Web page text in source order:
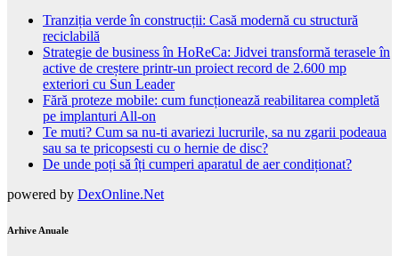
Tranziția verde în construcții: Casă modernă cu structură
reciclabilă
Strategie de business în HoReCa: Jidvei transformă terasele în
active de creștere printr-un proiect record de 2.600 mp
exteriori cu Sun Leader
Fără proteze mobile: cum funcționează reabilitarea completă
pe implanturi All-on
Te muti? Cum sa nu-ti avariezi lucrurile, sa nu zgarii podeaua
sau sa te pricopsesti cu o hernie de disc?
De unde poți să îți cumperi aparatul de aer condiționat?
powered by DexOnline.Net
Arhive Anuale